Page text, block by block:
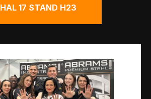
HAL 17 STAND H23